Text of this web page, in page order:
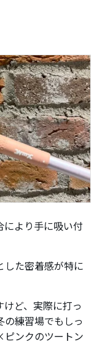
により手に吸い付
した密着感が特に
ど、実際に打っ
練習場でもしっ
ンクのツートン